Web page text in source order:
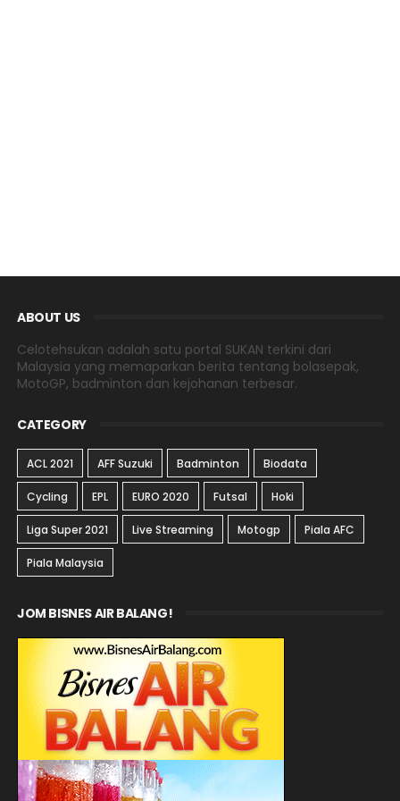
ABOUT US
Celotehsukan adalah satu portal SUKAN terkini dari
Malaysia yang memaparkan berita tentang bolasepak,
MotoGP, badminton dan kejohanan terbesar.
CATEGORY
ACL 2021 AFF Suzuki Badminton Biodata
Cycling EPL EURO 2020 Futsal Hoki
Liga Super 2021 Live Streaming Motogp Piala AFC
Piala Malaysia
JOM BISNES AIR BALANG!